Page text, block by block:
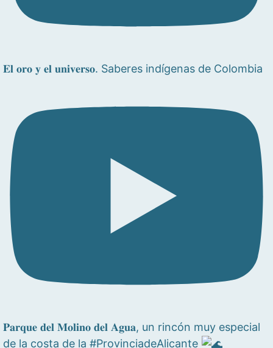
𝐄𝐥 𝐨𝐫𝐨 𝐲 𝐞𝐥 𝐮𝐧𝐢𝐯𝐞𝐫𝐬𝐨. Saberes indígenas de Colombia
𝐏𝐚𝐫𝐪𝐮𝐞 𝐝𝐞𝐥 𝐌𝐨𝐥𝐢𝐧𝐨 𝐝𝐞𝐥 𝐀𝐠𝐮𝐚, un rincón muy especial
de la costa de la #ProvinciadeAlicante